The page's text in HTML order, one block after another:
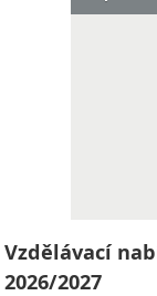
Vzdělávací
2026/2027